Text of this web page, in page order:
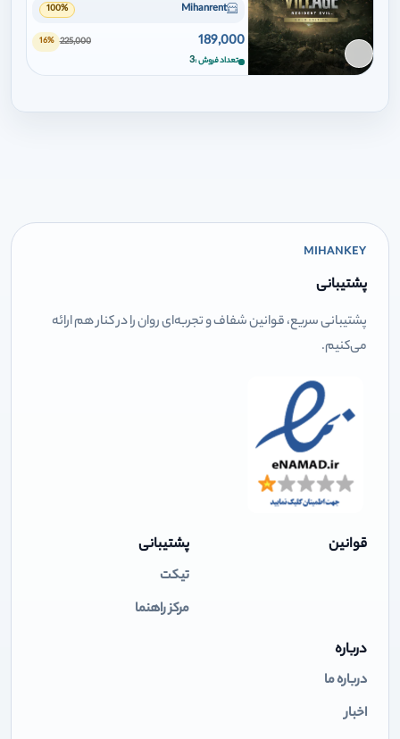
برای افزودن وارد شوید
Mihanrent
100%
189,000
225,000
16%
تعداد فروش 3
MIHANKEY
پشتیبانی
پشتیبانی سریع، قوانین شفاف و تجربه‌ای روان را در کنار هم ارائه
می‌کنیم.
قوانین پشتیبانی
تیکت
مرکز راهنما
درباره
درباره ما
اخبار